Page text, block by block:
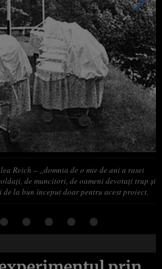
Reich – „domnia de o mie de ani a rasei
de muncitori, de oameni devotaţi trup şi
de la bun început doar pentru acest proiect.